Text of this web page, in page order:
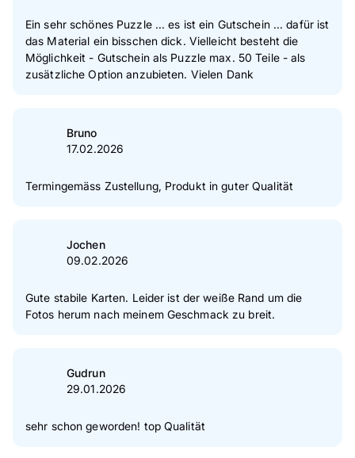
Ein sehr schönes Puzzle ... es ist ein Gutschein ... dafür ist
das Material ein bisschen dick. Vielleicht besteht die
Möglichkeit - Gutschein als Puzzle max. 50 Teile - als
zusätzliche Option anzubieten. Vielen Dank
Bruno
17.02.2026
Termingemäss Zustellung, Produkt in guter Qualität
Jochen
09.02.2026
Gute stabile Karten. Leider ist der weiße Rand um die
Fotos herum nach meinem Geschmack zu breit.
Gudrun
29.01.2026
sehr schon geworden! top Qualität